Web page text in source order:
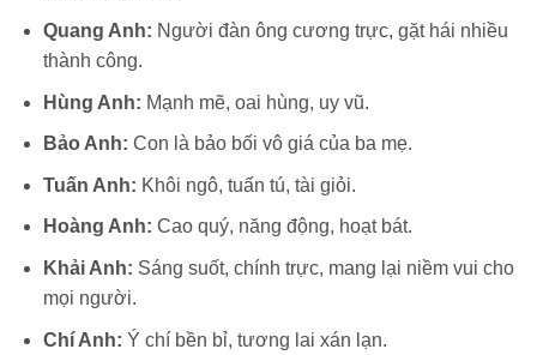
Quang Anh: Người đàn ông cương trực, gặt hái nhiều
thành công.
Hùng Anh: Mạnh mẽ, oai hùng, uy vũ.
Bảo Anh: Con là bảo bối vô giá của ba mẹ.
Tuấn Anh: Khôi ngô, tuấn tú, tài giỏi.
Hoàng Anh: Cao quý, năng động, hoạt bát.
Khải Anh: Sáng suốt, chính trực, mang lại niềm vui cho
mọi người.
Chí Anh: Ý chí bền bỉ, tương lai xán lạn.